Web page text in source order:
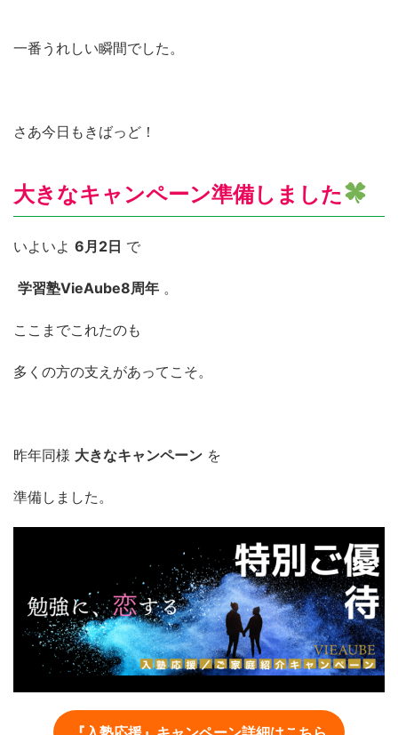
一番うれしい瞬間でした。
さあ今日もきばっど！
大きなキャンペーン準備しました
いよいよ 6月2日 で
学習塾VieAube8周年 。
ここまでこれたのも
多くの方の支えがあってこそ。
昨年同様 大きなキャンペーン を
準備しました。